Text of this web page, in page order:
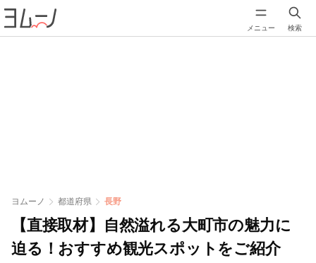
メニュー 検索
ヨムーノ 都道府県 長野
【直接取材】自然溢れる大町市の魅力に
迫る！おすすめ観光スポットをご紹介